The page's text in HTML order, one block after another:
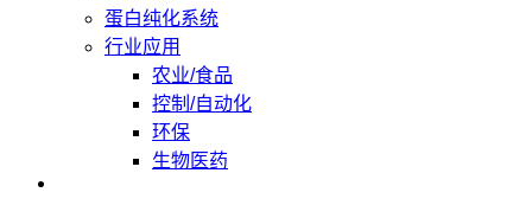
蛋白纯化系统
行业应用
农业/食品
控制/自动化
环保
生物医药